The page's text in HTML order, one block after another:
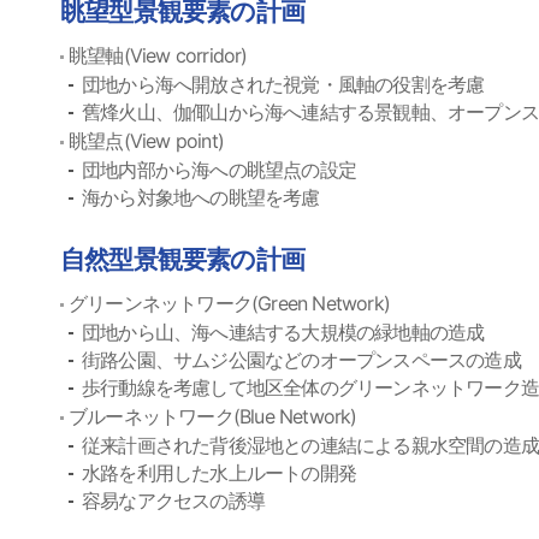
眺望型景観要素の計画
眺望軸(View corridor)
団地から海へ開放された視覚・風軸の役割を考慮
舊烽火山、伽倻山から海へ連結する景観軸、オープン
眺望点(View point)
団地内部から海への眺望点の設定
海から対象地への眺望を考慮
自然型景観要素の計画
グリーンネットワーク(Green Network)
団地から山、海へ連結する大規模の緑地軸の造成
街路公園、サムジ公園などのオープンスペースの造成
歩行動線を考慮して地区全体のグリーンネットワーク
ブルーネットワーク(Blue Network)
従来計画された背後湿地との連結による親水空間の造成
水路を利用した水上ルートの開発
容易なアクセスの誘導